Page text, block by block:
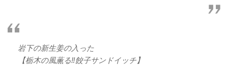
岩下の新生姜の入った
【栃木の風薫る‼️餃子サンドイッチ】